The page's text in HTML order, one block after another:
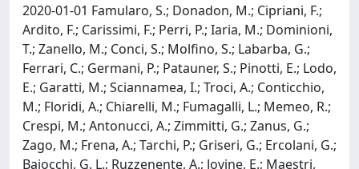
2020-01-01 Famularo, S.; Donadon, M.; Cipriani, F.;
Ardito, F.; Carissimi, F.; Perri, P.; Iaria, M.; Dominioni,
T.; Zanello, M.; Conci, S.; Molfino, S.; Labarba, G.;
Ferrari, C.; Germani, P.; Patauner, S.; Pinotti, E.; Lodo,
E.; Garatti, M.; Sciannamea, I.; Troci, A.; Conticchio,
M.; Floridi, A.; Chiarelli, M.; Fumagalli, L.; Memeo, R.;
Crespi, M.; Antonucci, A.; Zimmitti, G.; Zanus, G.;
Zago, M.; Frena, A.; Tarchi, P.; Griseri, G.; Ercolani, G.;
Baiocchi, G. L.; Ruzzenente, A.; Jovine, E.; Maestri,